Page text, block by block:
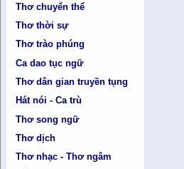
Thơ chuyển thể
Thơ thời sự
Thơ trào phúng
Ca dao tục ngữ
Thơ dân gian truyền tụng
Hát nói - Ca trù
Thơ song ngữ
Thơ dịch
Thơ nhạc - Thơ ngâm